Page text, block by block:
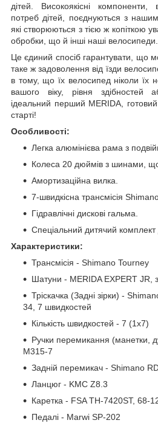
дітей. Високоякісні
потреб дітей, поєднуються з
які створюються з тією ж копіткою
обробки, що й інші наші велосипеди.
Це єдиний спосіб гарантувати, що
таке ж задоволення від їзди
в тому, що їх велосипед ніколи їх
вашого віку, рівня
ідеальний перший MERIDA,
старті!
Особливості:
Легка алюмінієва рама з
Колеса 20 дюймів з шинами, що
Амортизаційна вилка.
7-швидкісна трансмісія
Гідравлічні дискові гальма.
Спеціальний дитячий комплект
Характеристики:
Трансмісія - Shimano Tourney
Шатуни - MERIDA EXPERT JR,
Тріскачка (Задні зірки) -
34, 7 швидкостей
Кількість швидкостей - 7 (1х7)
Ручки перемикання (манетки,
M315-7
Задній перемикач - Shimano
Ланцюг - KMC Z8.3
Каретка - FSA TH-7420ST, 68-
Педалі - Marwi SP-202